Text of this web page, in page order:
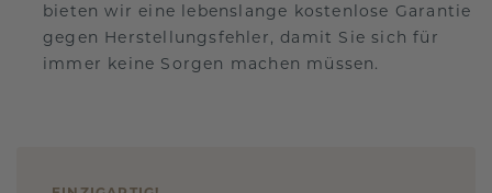
bieten wir eine lebenslange kostenlose Garantie
gegen Herstellungsfehler, damit Sie sich für
immer keine Sorgen machen müssen.